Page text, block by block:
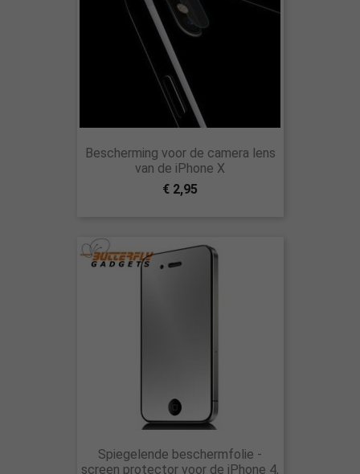
Bescherming voor de camera lens
van de iPhone X
€ 2,95
Spiegelende beschermfolie -
screen protector voor de iPhone 4,